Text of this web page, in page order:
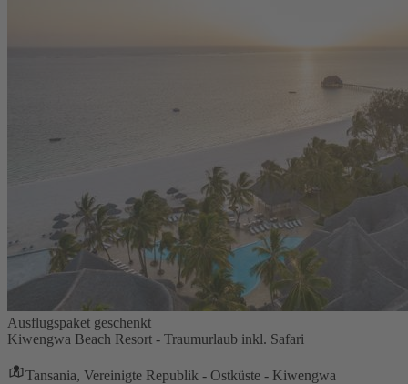
Ausflugspaket geschenkt
Kiwengwa Beach Resort - Traumurlaub inkl. Safari
Tansania, Vereinigte Republik - Ostküste - Kiwengwa